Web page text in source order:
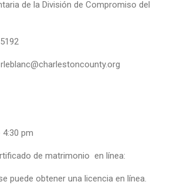
de la División de Compromiso del
4:30 pm
de matrimonio en línea:
puede obtener una licencia en línea.